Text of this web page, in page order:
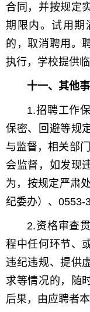
合同，并按规定
期限内。试用期
的，取消聘用。
执行，学校提供
十一、其他
1.招聘工作
保密、回避等规
与监督，相关部
会监督，如发现
为，按规定严肃
纪委办）、0553-
2.资格审查
程中任何环节、
违纪违规、提供
求等情况的，随
后果，由应聘者本